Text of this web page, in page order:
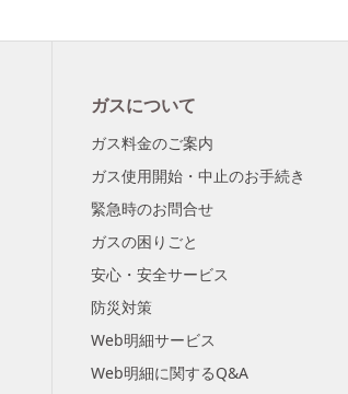
ガスについて
ガス料金のご案内
ガス使用開始・中止のお手続き
緊急時のお問合せ
ガスの困りごと
安心・安全サービス
防災対策
Web明細サービス
Web明細に関するQ&A